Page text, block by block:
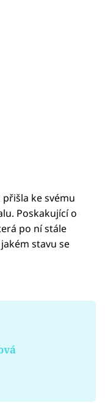
ke svému
Poskakující o
po ní stále
stavu se